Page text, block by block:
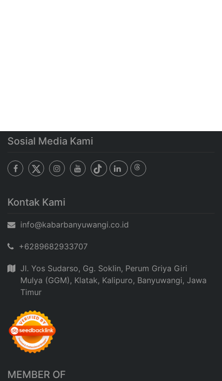
Sosial Media Kami
Kontak Kami
info@kabarbanyuwangi.co.id
+6289682933707
Jl. Yos Sudarso, Gg. Soklin, Perum Griya Giri
Mulya (GGM), Klatak, Kalipuro, Banyuwangi, Jawa
Timur
MEMBER OF